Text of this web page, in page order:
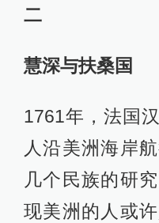
二
慧深与扶桑国
1761年，法国
人沿美洲海岸
几个民族的研
现美洲的人或